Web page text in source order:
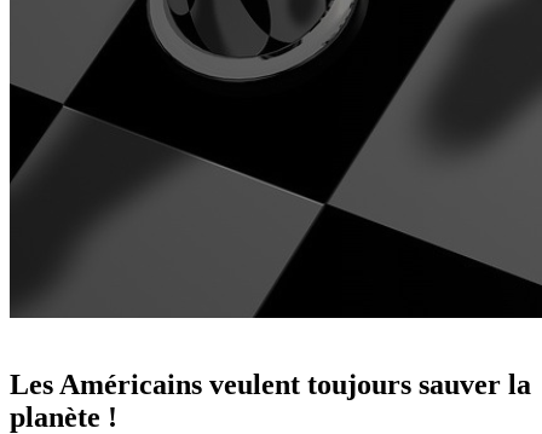
Les Américains veulent toujours sauver la
planète !